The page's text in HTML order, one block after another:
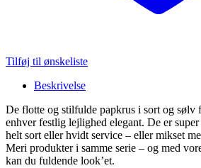
Tilføj til ønskeliste
Beskrivelse
De flotte og stilfulde papkrus i sort og
enhver festlig lejlighed elegant. De er
helt sort eller hvidt service – eller mikset
Meri produkter i samme serie – og med
kan du fuldende look’et.